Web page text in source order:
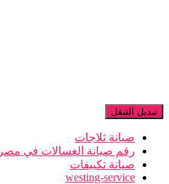
تبديل التنقل
صيانة ثلاجات
رقم صيانة الغسالات في مصر 01127571696
صيانة تكييفات
westing-service